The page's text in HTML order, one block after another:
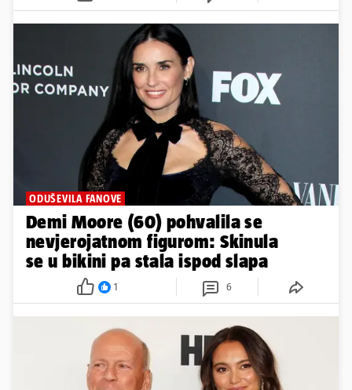
ODUŠEVILA FANOVE
Demi Moore (60) pohvalila se
nevjerojatnom figurom: Skinula
se u bikini pa stala ispod slapa
1 6